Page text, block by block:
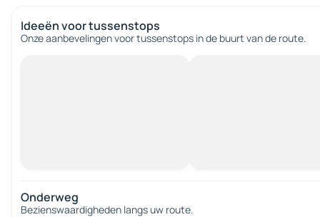
Ideeën voor tussenstops
Onze aanbevelingen voor tussenstops in de buurt van de route.
Onderweg
Bezienswaardigheden langs uw route.